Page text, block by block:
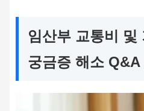
임산부 교통비 및
궁금증 해소 Q&A